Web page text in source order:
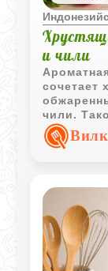
и чили
сочетает
чили.
овощным